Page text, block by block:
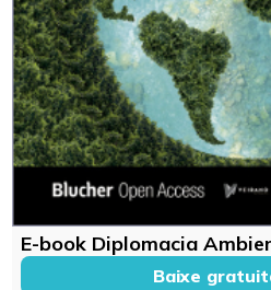
E-book Diplomacia
Baixe